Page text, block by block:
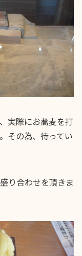
実際にお蕎麦を打
その為、待ってい
り合わせを頂きま